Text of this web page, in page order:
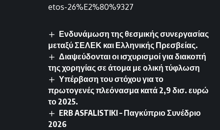
etos-26%E2%80%9327
Ενδυνάμωση της θεσμικής συνεργασίας
μεταξύ ΣΕΛΕΚ και Ελληνικής Πρεσβείας.
Διαψεύδονται οι ισχυρισμοί για διακοπή
της χορηγίας σε άτομα με ολική τύφλωση
Υπέρβαση του στόχου για το
πρωτογενές πλεόνασμα κατά 2,9 δισ. ευρώ
το 2025.
ERB ASFALISTIKI – Παγκύπριο Συνέδριο
2026